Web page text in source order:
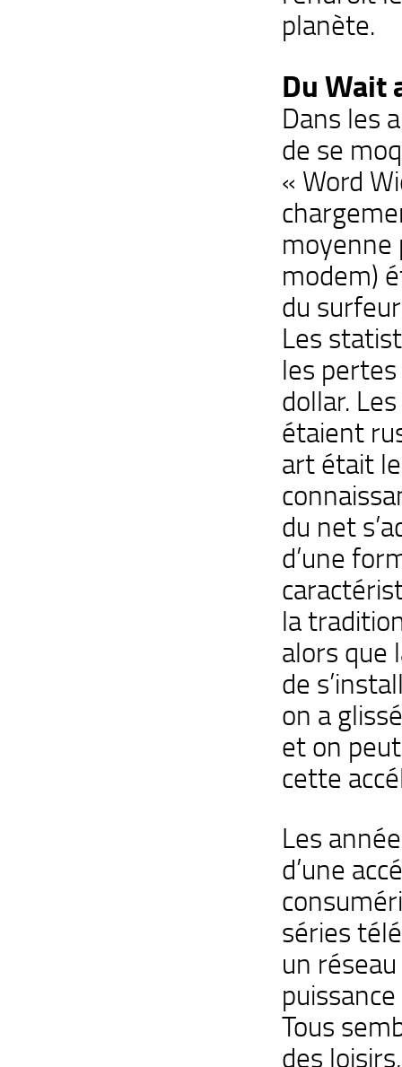
planète.
Du Wait
Dans les
de se
« Word
moyenne
modem)
du
Les
les
dollar.
étaient
art était
du net
d’une
la
alors que
de
on a
et on
cette
Les
d’une
séries
un
Tous
des